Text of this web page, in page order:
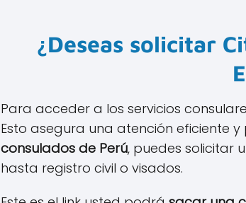
¿Deseas solicitar
Para acceder a los servicios
Esto asegura una atención eficiente
consulados de Perú, puedes solicitar
hasta registro civil o visados.